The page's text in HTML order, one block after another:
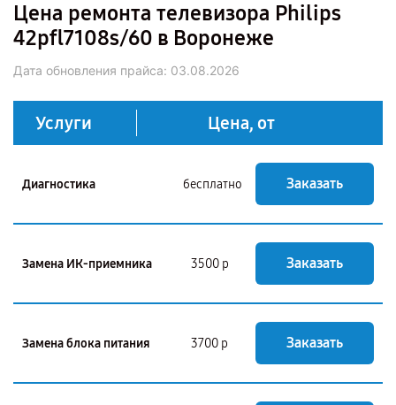
Цена ремонта телевизора Philips
42pfl7108s/60 в Воронеже
Дата обновления прайса: 03.08.2026
Услуги Цена, от
Диагностика бесплатно Заказать
Замена ИК-приемника 3500 р Заказать
Замена блока питания 3700 р Заказать